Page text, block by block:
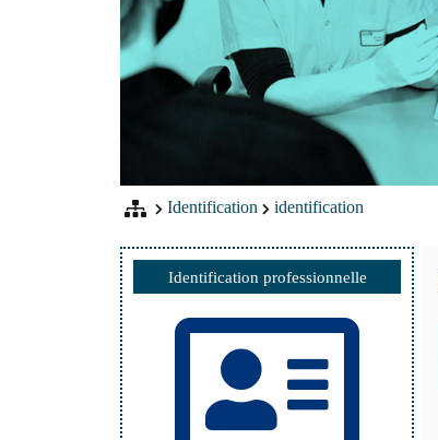
Identification identification
Identification professionnelle